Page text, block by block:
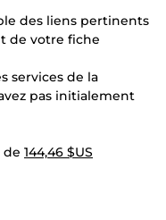
des liens pertinents
de votre fiche
services de la
pas initialement
de 144,46 $US